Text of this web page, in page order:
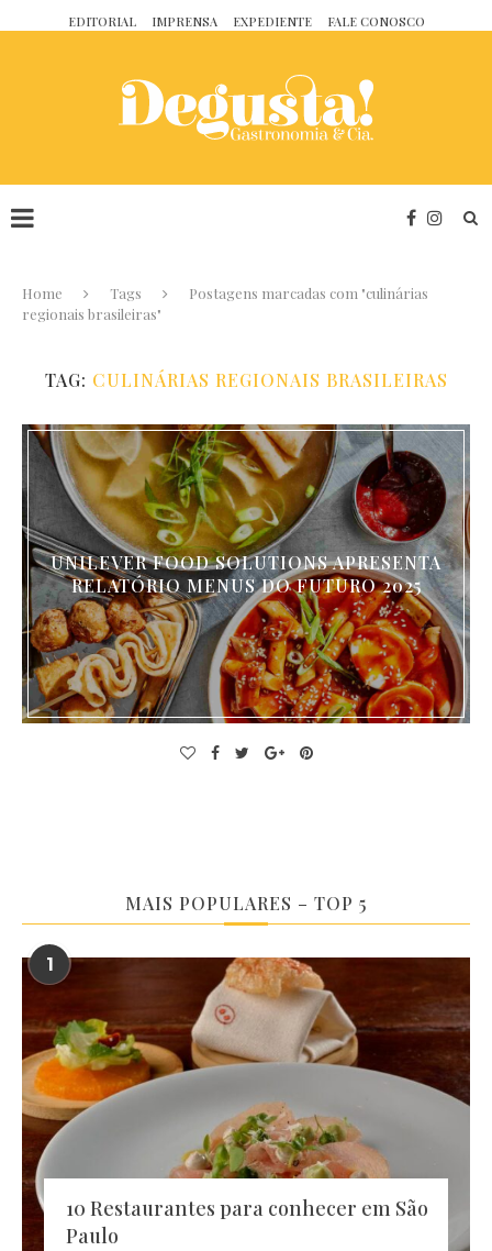
EDITORIAL IMPRENSA EXPEDIENTE FALE CONOSCO
Home Tags
Postagens marcadas com "culinárias
regionais brasileiras"
TAG: CULINÁRIAS REGIONAIS BRASILEIRAS
UNILEVER FOOD SOLUTIONS APRESENTA
RELATÓRIO MENUS DO FUTURO 2025
MAIS POPULARES – TOP 5
1
10 Restaurantes para conhecer em São
Paulo